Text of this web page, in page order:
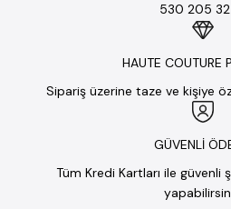
530 205 32
HAUTE COUTURE
Sipariş üzerine taze ve kişiye
GÜVENLİ
Tüm Kredi Kartları ile güvenli